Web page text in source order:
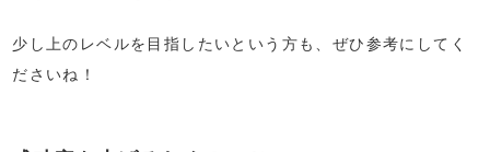
少し上のレベルを目指したいという方も、ぜひ参考にしてく
ださいね！